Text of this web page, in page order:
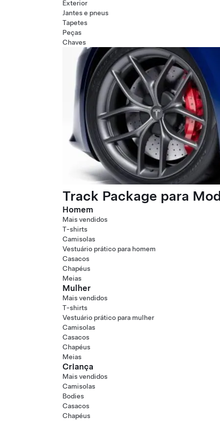
Exterior
Jantes e pneus
Tapetes
Peças
Chaves
Track Package para
Homem
Mais vendidos
T-shirts
Camisolas
Vestuário prático para homem
Casacos
Chapéus
Meias
Mulher
Mais vendidos
T-shirts
Vestuário prático para mulher
Camisolas
Casacos
Chapéus
Meias
Criança
Mais vendidos
Camisolas
Bodies
Casacos
Chapéus